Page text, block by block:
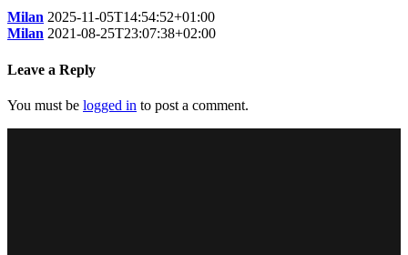
Milan 2025-11-05T14:54:52+01:00
Milan 2021-08-25T23:07:38+02:00
Leave a Reply
You must be logged in to post a comment.